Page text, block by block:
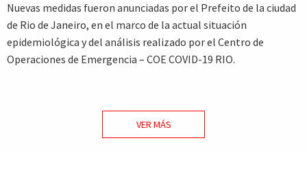
Nuevas medidas fueron anunciadas por el Prefeito de la ciudad
de Rio de Janeiro, en el marco de la actual situación
epidemiológica y del análisis realizado por el Centro de
Operaciones de Emergencia – COE COVID-19 RIO.
VER MÁS